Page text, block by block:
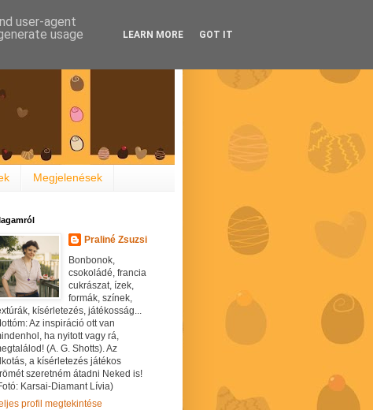
Megjelenések
Praliné Zsuzsi
Bonbonok,
csokoládé, francia
cukrászat, ízek,
formák, színek,
kísérletezés, játékosság...
Az inspiráció ott van
ha nyitott vagy rá,
(A. G. Shotts). Az
a kísérletezés játékos
szeretném átadni Neked is!
Karsai-Diamant Lívia)
profil megtekintése
user-agent
usage
LEARN MORE GOT IT